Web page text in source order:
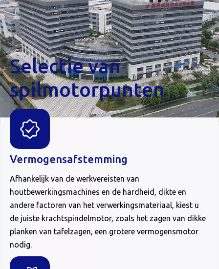
Selectie van
spilmotorpunten
Vermogensafstemming
Afhankelijk van de werkvereisten van
houtbewerkingsmachines en de hardheid, dikte en
andere factoren van het verwerkingsmateriaal, kiest u
de juiste krachtspindelmotor, zoals het zagen van dikke
planken van tafelzagen, een grotere vermogensmotor
nodig.